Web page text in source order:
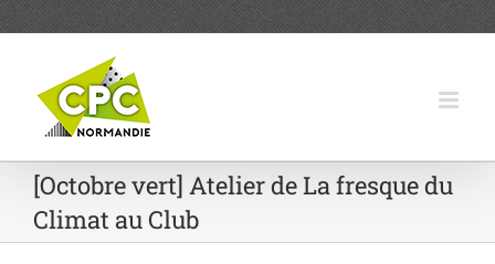
[Octobre vert] Atelier de La fresque du
Climat au Club